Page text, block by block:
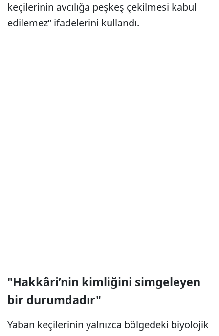
keçilerinin avcılığa peşkeş çekilmesi kabul
edilemez” ifadelerini kullandı.
"Hakkâri’nin kimliğini simgeleyen
bir durumdadır"
Yaban keçilerinin yalnızca bölgedeki biyolojik